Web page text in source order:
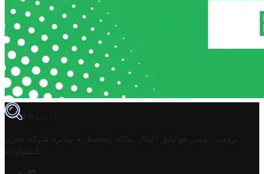
TROVIT
تروفيت تونس هو دليل أعمال تملكه وتحتفظ به وتديره
شركة مخزن
التكنولوجيا